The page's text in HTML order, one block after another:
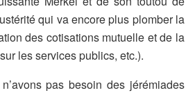
qui va encore plus plomber la
des cotisations mutuelle et de la
les services publics, etc.).
pas besoin des jérémiades